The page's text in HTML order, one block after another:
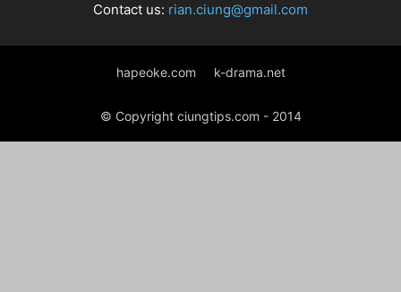
Contact us: rian.ciung@gmail.com
hapeoke.com k-drama.net
© Copyright ciungtips.com - 2014